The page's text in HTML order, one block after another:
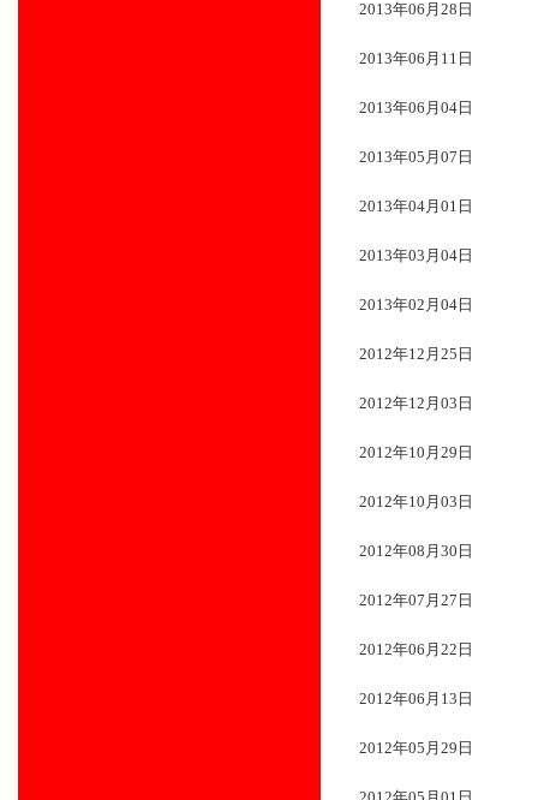
2013年06月28日
2013年06月11日
2013年06月04日
2013年05月07日
2013年04月01日
2013年03月04日
2013年02月04日
2012年12月25日
2012年12月03日
2012年10月29日
2012年10月03日
2012年08月30日
2012年07月27日
2012年06月22日
2012年06月13日
2012年05月29日